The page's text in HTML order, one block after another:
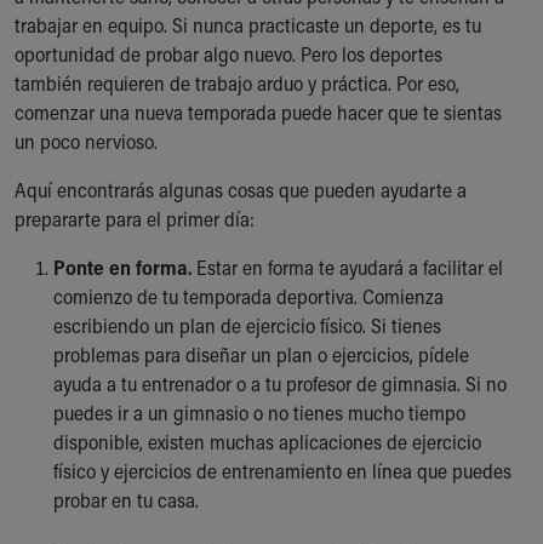
Ronald McDonald House Care Mobile
Health Centers
Symptom Checker
Financial Services
Price Estimates
Family Supports
Sports Health Services Provider for Akron Zips
New Parents
Find a Pediatrician
MyChart
Make an Appointment
Breastfeeding Medicine
Child Passenger Safety
Safe Sleep for Babies
Safe Sleep
About Akron Children's Pediatrics
Who We Are
trabajar en equipo. Si nunca practicaste un deporte, es tu
oportunidad de probar algo nuevo. Pero los deportes
también requieren de trabajo arduo y práctica. Por eso,
comenzar una nueva temporada puede hacer que te sientas
un poco nervioso.
Aquí encontrarás algunas cosas que pueden ayudarte a
prepararte para el primer día:
Ponte en forma. Estar en forma te ayudará a facilitar el
comienzo de tu temporada deportiva. Comienza
escribiendo un plan de ejercicio físico. Si tienes
problemas para diseñar un plan o ejercicios, pídele
ayuda a tu entrenador o a tu profesor de gimnasia. Si no
puedes ir a un gimnasio o no tienes mucho tiempo
disponible, existen muchas aplicaciones de ejercicio
físico y ejercicios de entrenamiento en línea que puedes
probar en tu casa.